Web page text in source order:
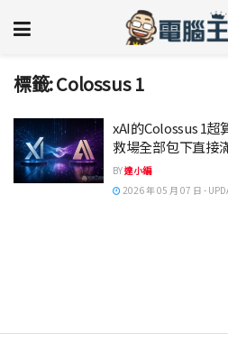
標籤:Colossus 1
xAI的Colossus 1
救場全部包下直接
BY達小編
2026 年 05 月 07 日 -